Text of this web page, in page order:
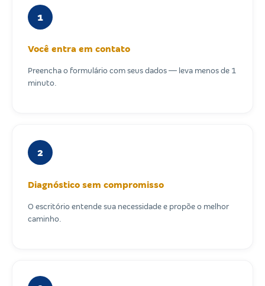
1
Você entra em contato
Preencha o formulário com seus dados — leva menos de 1
minuto.
2
Diagnóstico sem compromisso
O escritório entende sua necessidade e propõe o melhor
caminho.